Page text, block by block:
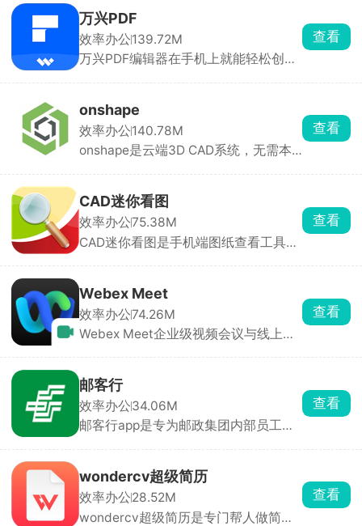
还可以尝试写简单图形项目。想要扩展
功能直接一键安装各类代码库，还自带
交互终端，小段代码立刻测试。
万兴PDF
效率办公139.72M
万兴PDF编辑器在手机上就能轻松创
工作效率。万兴PDF软件兼容性很强，
几乎支持所有关于pdf的功能，在手机
上分类管理pdf文件，为办公提供更多
的便捷。
查看
onshape
效率办公140.78M
onshape是云端3D CAD系统，无需本
导出 STL、STEP 等格式用于 3D 打印
和工程交流。操作手势简洁，免费版即
可满足基础建模需求。
查看
CAD迷你看图
效率办公75.38M
CAD迷你看图是手机端图纸查看工具，
示。支持测量距离、面积，还能添加批
注标记内容。图纸可以导出成图片或
PDF，也能直接打印，同时自带云空间
方便文件同步分享。很适合建筑、机械
查看
Webex Meet
效率办公74.26M
Webex Meet企业级视频会议与线上协
流畅，免费版单次40分钟，点链接就能
进，也支持电话拨入，跨国会议无障
碍。
查看
邮客行
效率办公34.06M
邮客行app是专为邮政集团内部员工打
近网点以及管理客户等服务，提供一站
式的办公需求服务，提高工作效率，更
好的进行客户管理、商品管理等。
查看
wondercv超级简历
效率办公28.52M
wondercv超级简历是专门帮人做简历
查看